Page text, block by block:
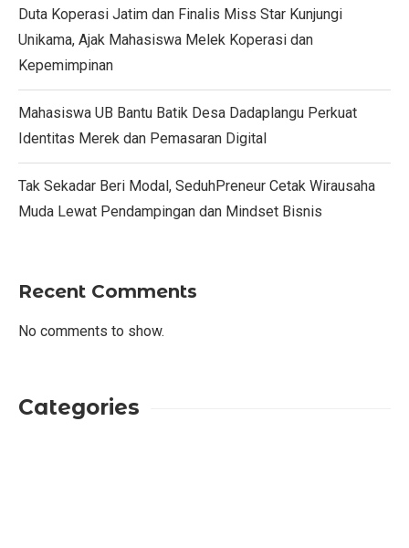
Duta Koperasi Jatim dan Finalis Miss Star Kunjungi
Unikama, Ajak Mahasiswa Melek Koperasi dan
Kepemimpinan
Mahasiswa UB Bantu Batik Desa Dadaplangu Perkuat
Identitas Merek dan Pemasaran Digital
Tak Sekadar Beri Modal, SeduhPreneur Cetak Wirausaha
Muda Lewat Pendampingan dan Mindset Bisnis
Recent Comments
No comments to show.
Categories